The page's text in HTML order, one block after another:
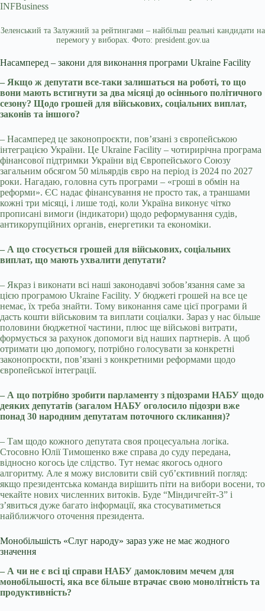
Зеленський та Залужний за рейтингами – найбільш реальні кандидати на
перемогу у виборах. Фото: president.gov.ua
Насамперед – закони для виконання програми Ukraine Facility
– Якщо ж депутати все-таки залишаться на роботі, то що
вони мають встигнути за два місяці до осіннього політичного
сезону? Щодо грошей для військових, соціальних виплат,
законів та іншого?
– Насамперед це законопроєкти, пов’язані з європейською
інтеграцією України. Це Ukraine Facility – чотирирічна програма
фінансової підтримки України від Європейського Союзу
загальним обсягом 50 мільярдів євро на період із 2024 по 2027
роки. Нагадаю, головна суть програми – «гроші в обмін на
реформи». ЄС надає фінансування не просто так, а траншами
кожні три місяці, і лише тоді, коли Україна виконує чітко
прописані вимоги (індикатори) щодо реформування судів,
антикорупційних органів, енергетики та економіки.
– А що стосується грошей для військових, соціальних
виплат, що мають ухвалити депутати?
– Якраз і виконати всі наші законодавчі зобов’язання саме за
цією програмою Ukraine Facility. У бюджеті грошей на все це
немає, їх треба знайти. Тому виконання саме цієї програми й
дасть кошти військовим та виплати соціалки. Зараз у нас більше
половини бюджетної частини, плюс ще військові витрати,
формується за рахунок допомоги від наших партнерів. А щоб
отримати цю допомогу, потрібно голосувати за конкретні
законопроєкти, пов’язані з конкретними реформами щодо
європейської інтеграції.
– А що потрібно зробити парламенту з підозрами НАБУ щодо
деяких депутатів (загалом НАБУ оголосило підозри вже
понад 30 народним депутатам поточного скликання)?
– Там щодо кожного депутата своя процесуальна логіка.
Стосовно Юлії Тимошенко вже справа до суду передана,
відносно когось іде слідство. Тут немає якогось одного
алгоритму. Але я можу висловити свій суб’єктивний погляд:
якщо президентська команда вирішить піти на вибори восени, то
чекайте нових численних витоків. Буде “Міндичгейт-3” і
з’явиться дуже багато інформації, яка стосуватиметься
найближчого оточення президента.
Монобільшість «Слуг народу» зараз уже не має жодного
значення
– А чи не є всі ці справи НАБУ дамокловим мечем для
монобільшості, яка все більше втрачає свою монолітність та
продуктивність?